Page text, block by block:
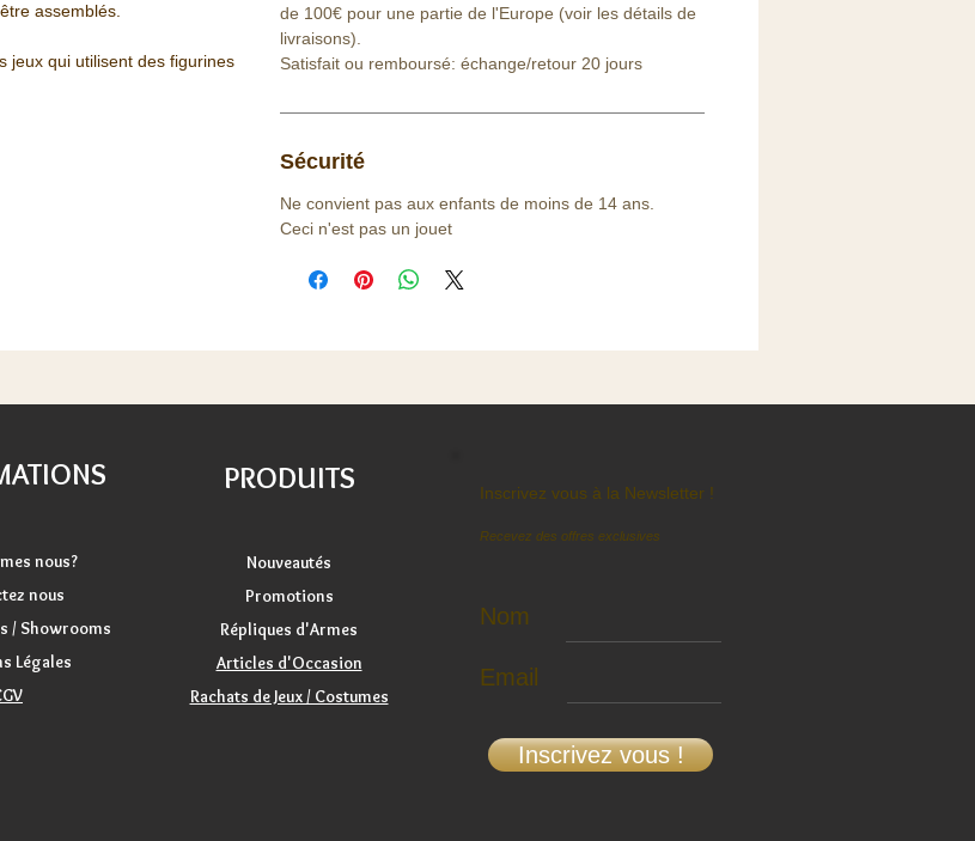
assemblés.
jeux qui utilisent des figurines
de 100€ pour une partie de l'Europe (voir les détails de
livraisons).
Satisfait ou remboursé: échange/retour 20 jours
Sécurité
Ne convient pas aux enfants de moins de 14 ans.
Ceci n'est pas un jouet
nous?
nous
/ Showrooms
Légales
PRODUITS
Nouveautés
Promotions
Répliques d'Armes
Articles d'Occasion
Rachats de Jeux / Costumes
Inscrivez vous à la Newsletter !
Recevez des offres exclusives
Nom
Email
Inscrivez vous !